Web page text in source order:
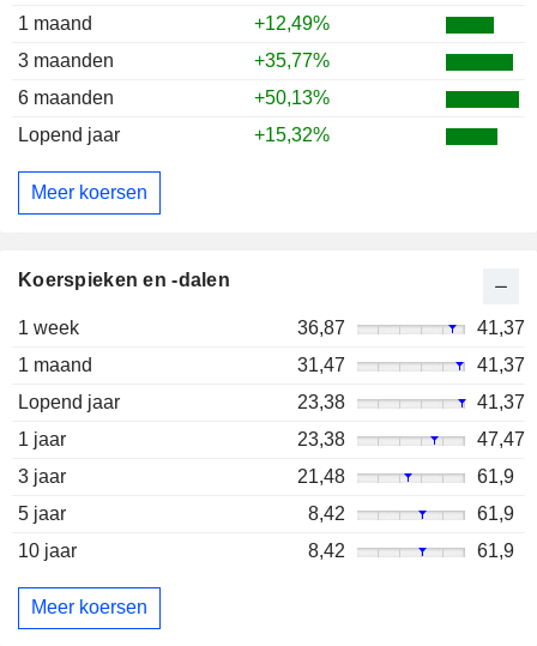
1 maand
+12,49%
3 maanden
+35,77%
6 maanden
+50,13%
Lopend jaar
+15,32%
Meer koersen
Koerspieken en -dalen
1 week 36,87
41,37
1 maand
31,47
41,37
Lopend jaar
23,38
41,37
1 jaar
23,38
47,47
3 jaar
21,48
61,9
5 jaar
8,42
61,9
10 jaar
8,42 61,9
Meer koersen